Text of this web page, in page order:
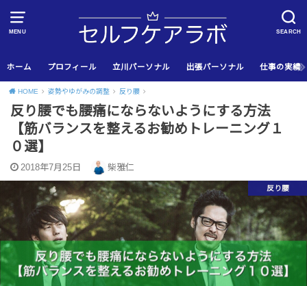
MENU SEARCH
ホーム プロフィール 立川パーソナル 出張パーソナル 仕事の実績
HOME 姿勢やゆがみの調整 反り腰
反り腰でも腰痛にならないようにする方法
【筋バランスを整えるお勧めトレーニング１
０選】
2018年7月25日 柴雅仁
反り腰